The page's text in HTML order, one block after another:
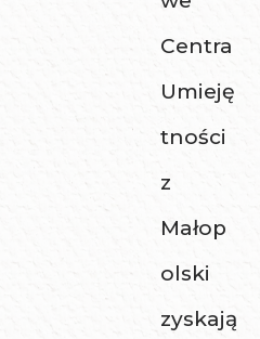
Centra
Umieję
tności
z
Małop
olski
zyskają